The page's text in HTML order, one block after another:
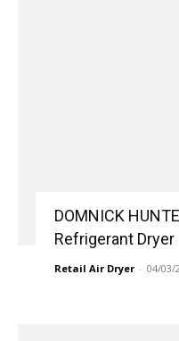
DOMNICK
Refrigerant Dryer
Retail Air Dryer - 04/03/